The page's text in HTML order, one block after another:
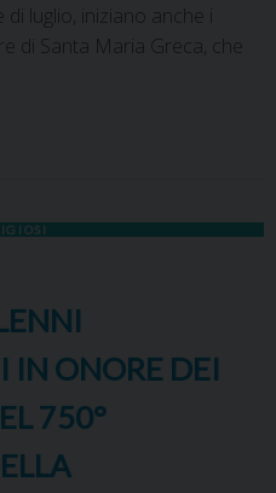
di luglio, iniziano anche i
di Santa Maria Greca, che
IN ONORE DEI
750°